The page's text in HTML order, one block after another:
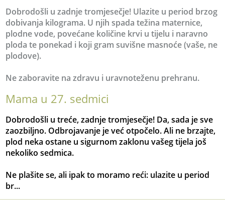
Dobrodošli u zadnje tromjesečje! Ulazite u period brzog
dobivanja kilograma. U njih spada težina maternice,
plodne vode, povećane količine krvi u tijelu i naravno
ploda te ponekad i koji gram suvišne masnoće (vaše, ne
plodove).
Ne zaboravite na zdravu i uravnoteženu prehranu.
Mama u 27. sedmici
Dobrodošli u treće, zadnje tromjesečje! Da, sada je sve
zaozbiljno. Odbrojavanje je već otpočelo. Ali ne brzajte,
plod neka ostane u sigurnom zaklonu vašeg tijela još
nekoliko sedmica.
Ne plašite se, ali ipak to moramo reći: ulazite u period
br...